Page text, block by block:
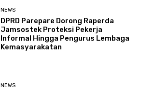
NEWS
DPRD Parepare Dorong Raperda
Jamsostek Proteksi Pekerja
Informal Hingga Pengurus Lembaga
Kemasyarakatan
NEWS